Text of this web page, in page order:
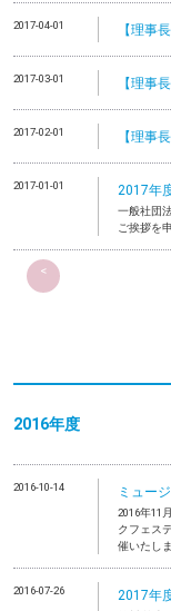
2017-04-01 【理事
2017-03-01 【理事
2017-02-01 【理事
2017-01-01 2017年
一般社団
ご挨拶を
<
2016年度
2016-10-14 ミュー
2016年11
クフェス
催いたしま
2016-07-26 2017年